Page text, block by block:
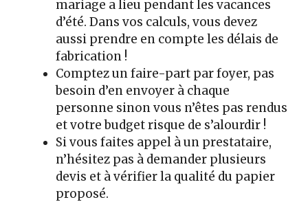
mariage a lieu pendant les vacances
d’été. Dans vos calculs, vous devez
aussi prendre en compte les délais de
fabrication !
Comptez un faire-part par foyer, pas
besoin d’en envoyer à chaque
personne sinon vous n’êtes pas rendus
et votre budget risque de s’alourdir !
Si vous faites appel à un prestataire,
n’hésitez pas à demander plusieurs
devis et à vérifier la qualité du papier
proposé.